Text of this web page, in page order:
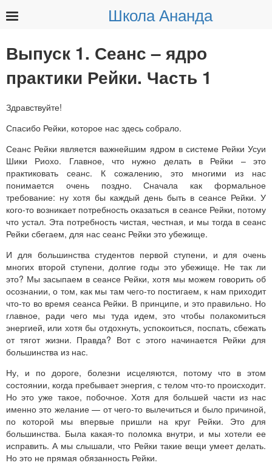
Школа Ананда
Выпуск 1. Сеанс – ядро
практики Рейки. Часть 1
Здравствуйте!
Спасибо Рейки, которое нас здесь собрало.
Сеанс Рейки является важнейшим ядром в системе Рейки Усуи
Шики Риохо. Главное, что нужно делать в Рейки – это
практиковать сеанс. К сожалению, это многими из нас
понимается очень поздно. Сначала как формальное
требование: ну хотя бы каждый день быть в сеансе Рейки. У
кого-то возникает потребность оказаться в сеансе Рейки, потому
что устал. Эта потребность чистая, честная, и мы тогда в сеанс
Рейки сбегаем, для нас сеанс Рейки это убежище.
И для большинства студентов первой ступени, и для очень
многих второй ступени, долгие годы это убежище. Не так ли
это? Мы засыпаем в сеансе Рейки, хотя мы можем говорить об
осознании, о том, как мы там чего-то постигаем, к нам приходит
что-то во время сеанса Рейки. В принципе, и это правильно. Но
главное, ради чего мы туда идем, это чтобы полакомиться
энергией, или хотя бы отдохнуть, успокоиться, поспать, сбежать
от тягот жизни. Правда? Вот с этого начинается Рейки для
большинства из нас.
Ну, и по дороге, болезни исцеляются, потому что в этом
состоянии, когда пребывает энергия, с телом что-то происходит.
Но это уже такое, побочное. Хотя для большей части из нас
именно это желание — от чего-то вылечиться и было причиной,
по которой мы впервые пришли на круг Рейки. Это для
большинства. Была какая-то поломка внутри, и мы хотели ее
исправить. А мы слышали, что Рейки такие вещи умеет делать.
Но это не прямая обязанность Рейки.